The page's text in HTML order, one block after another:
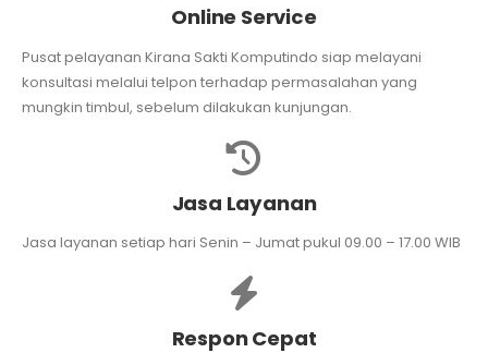
Online Service
Pusat pelayanan Kirana Sakti Komputindo siap melayani
konsultasi melalui telpon terhadap permasalahan yang
mungkin timbul, sebelum dilakukan kunjungan.
Jasa Layanan
Jasa layanan setiap hari Senin – Jumat pukul 09.00 – 17.00 WIB
Respon Cepat